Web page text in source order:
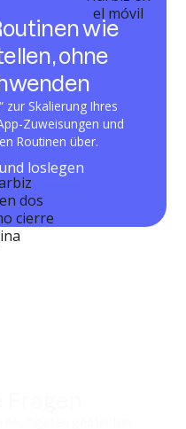
wie
ohne
zur Skalierung Ihres
Zuweisungen und
Routinen über.
loslegen